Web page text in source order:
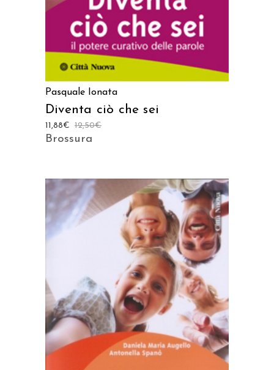
Pasquale Ionata
Diventa ciò che sei
12,50€
11,88€
Brossura
AGGIUNGI AL CARRELLO